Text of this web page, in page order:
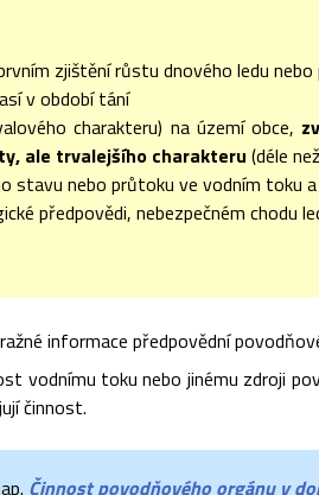
zjištění růstu dnového ledu
v období tání
charakteru) na území obce,
ale trvalejšího charakteru (déle
stavu nebo průtoku ve vodním toku
předpovědi, nebezpečném chodu
informace předpovědní
vodnímu toku nebo jinému zdroji
činnost.
Činnost povodňového orgánu v